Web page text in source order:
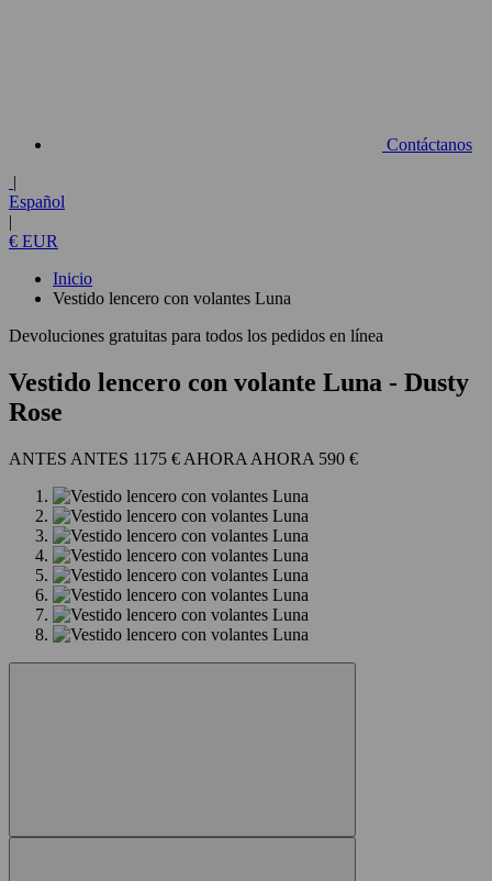
Contáctanos
|
Español
|
€ EUR
Inicio
Vestido lencero con volantes Luna
Devoluciones gratuitas para todos los pedidos en línea
Vestido lencero con volante Luna - Dusty
Rose
1175 € 590 €